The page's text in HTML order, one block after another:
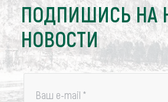
ПОДПИШИСЬ НА
НОВОСТИ
Ваш e-mail *